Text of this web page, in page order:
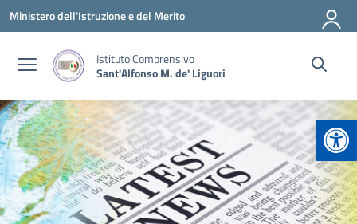
Vai ai contenuti
Vai al menu di navigazione
Vai al footer
Ministero dell'Istruzione e del Merito
Istituto Comprensivo
Sant'Alfonso M. de' Liguori